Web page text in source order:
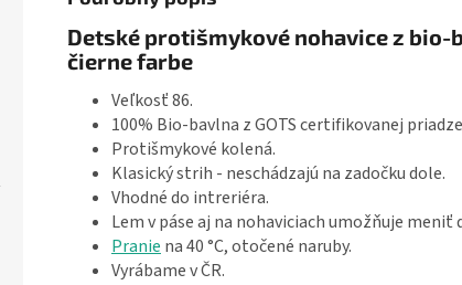
Detské protišmykové nohavice z bio-
čierne farbe
Veľkosť 86.
100% Bio-bavlna z GOTS certifikovanej
Protišmykové kolená.
Klasický strih - neschádzajú na zadočku dole.
Vhodné do intreriéra.
Lem v páse aj na nohaviciach umožňuje meniť
Pranie na 40 °C, otočené naruby.
Vyrábame v ČR.